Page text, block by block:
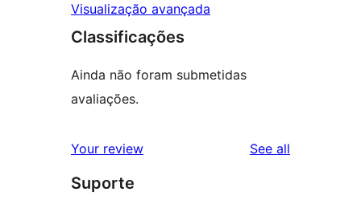
Visualização avançada
Classificações
Ainda não foram submetidas
avaliações.
Your review See all
Suporte